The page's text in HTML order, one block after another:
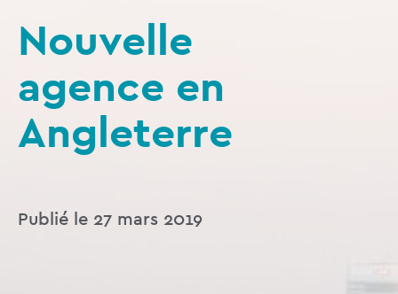
Nouvelle
agence en
Angleterre
Publié le 27 mars 2019